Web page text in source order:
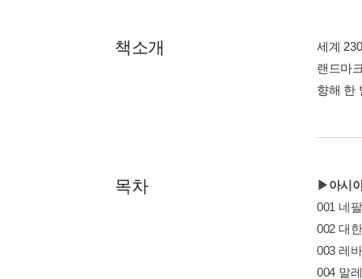
책소개
세계
랜드마
향해 한
목차
▶아시
001 네팔
002 대
003 레
004 말